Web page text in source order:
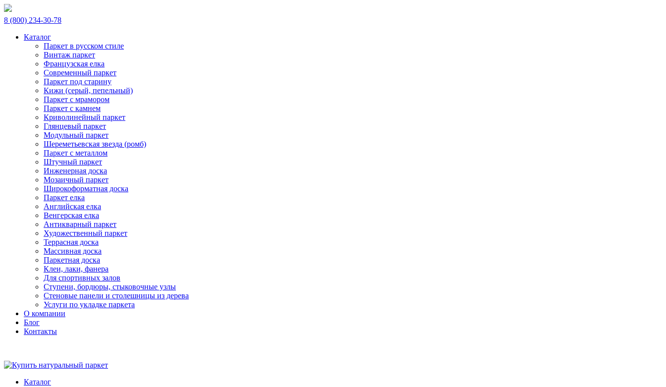
8 (800) 234-30-78
Каталог
Паркет в русском стиле
Винтаж паркет
Французская елка
Современный паркет
Паркет под старину
Кижи (серый, пепельный)
Паркет с мрамором
Паркет с камнем
Криволинейный паркет
Глянцевый паркет
Модульный паркет
Шереметьевская звезда (ромб)
Паркет с металлом
Штучный паркет
Инженерная доска
Мозаичный паркет
Широкоформатная доска
Паркет елка
Английская елка
Венгерская елка
Антикварный паркет
Художественный паркет
Террасная доска
Массивная доска
Паркетная доска
Клеи, лаки, фанера
Для спортивных залов
Ступени, бордюры, стыковочные узлы
Стеновые панели и столешницы из дерева
Услуги по укладке паркета
О компании
Блог
Контакты
Каталог